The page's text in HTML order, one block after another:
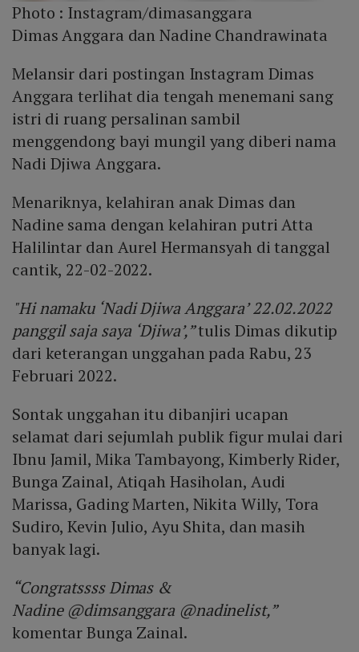
Photo : Instagram/dimasanggara
Dimas Anggara dan Nadine Chandrawinata
Melansir dari postingan Instagram Dimas
Anggara terlihat dia tengah menemani sang
istri di ruang persalinan sambil
menggendong bayi mungil yang diberi nama
Nadi Djiwa Anggara.
Menariknya, kelahiran anak Dimas dan
Nadine sama dengan kelahiran putri Atta
Halilintar dan Aurel Hermansyah di tanggal
cantik, 22-02-2022.
"Hi namaku ‘Nadi Djiwa Anggara’ 22.02.2022
panggil saja saya ‘Djiwa’,”tulis Dimas dikutip
dari keterangan unggahan pada Rabu, 23
Februari 2022.
Sontak unggahan itu dibanjiri ucapan
selamat dari sejumlah publik figur mulai dari
Ibnu Jamil, Mika Tambayong, Kimberly Rider,
Bunga Zainal, Atiqah Hasiholan, Audi
Marissa, Gading Marten, Nikita Willy, Tora
Sudiro, Kevin Julio, Ayu Shita, dan masih
banyak lagi.
“Congratssss Dimas &
Nadine @dimsanggara @nadinelist,”
komentar Bunga Zainal.